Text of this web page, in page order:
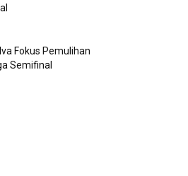
Fokus Pemulihan
Semifinal